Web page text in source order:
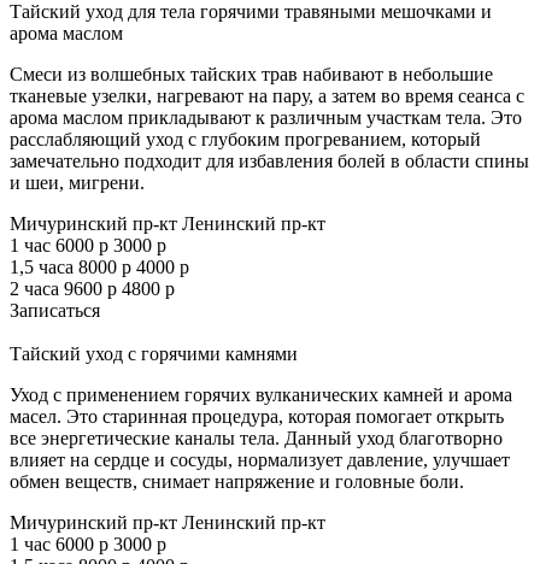
Тайский уход для тела горячими травяными мешочками и
арома маслом
Смеси из волшебных тайских трав набивают в небольшие
тканевые узелки, нагревают на пару, а затем во время сеанса с
арома маслом прикладывают к различным участкам тела. Это
расслабляющий уход с глубоким прогреванием, который
замечательно подходит для избавления болей в области спины
и шеи, мигрени.
Мичуринский пр-кт Ленинский пр-кт
1 час 6000 р 3000 р
1,5 часа 8000 р 4000 р
2 часа 9600 р 4800 р
Записаться
Тайский уход с горячими камнями
Уход с применением горячих вулканических камней и арома
масел. Это старинная процедура, которая помогает открыть
все энергетические каналы тела. Данный уход благотворно
влияет на сердце и сосуды, нормализует давление, улучшает
обмен веществ, снимает напряжение и головные боли.
Мичуринский пр-кт Ленинский пр-кт
1 час 6000 р 3000 р